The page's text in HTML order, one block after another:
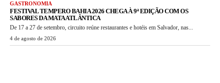
GASTRONOMIA
FESTIVAL TEMPERO BAHIA 2026 CHEGA À 9ª EDIÇÃO COM OS
SABORES DA MATA ATLÂNTICA
De 17 a 27 de setembro, circuito reúne restaurantes e hotéis em Salvador, nas...
4 de agosto de 2026